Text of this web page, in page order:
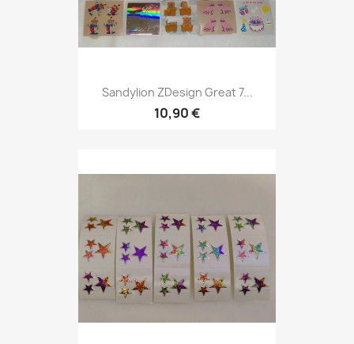
Sandylion ZDesign Great 7...
10,90 €